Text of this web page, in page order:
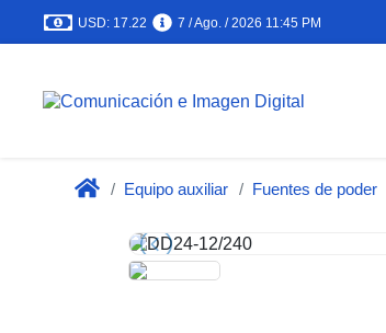
USD: 17.22 7 / Ago. / 2026 11:45 PM
Equipo auxiliar Fuentes de poder